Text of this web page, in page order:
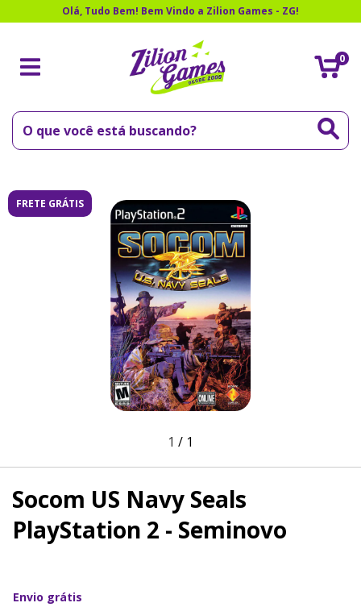
Olá, Tudo Bem! Bem Vindo a Zilion Games - ZG!
0
FRETE GRÁTIS
1 / 1
Socom US Navy Seals
PlayStation 2 - Seminovo
Envio grátis